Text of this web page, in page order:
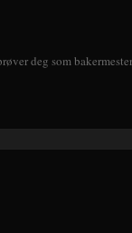
deg som